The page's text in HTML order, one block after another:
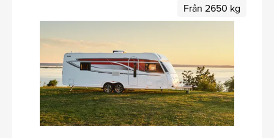
Från 2650 kg